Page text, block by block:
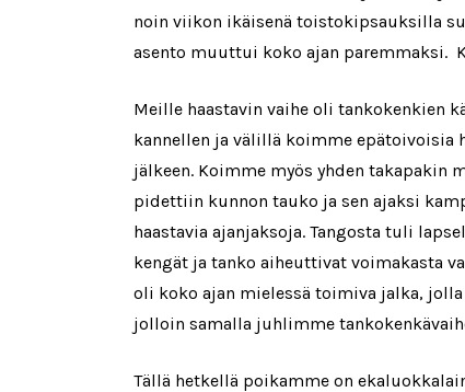
noin viikon ikäisenä toistokipsauksilla
asento muuttui koko ajan paremmaksi.
Meille haastavin vaihe oli tankokenkien
kannellen ja välillä koimme epätoivoisia
jälkeen. Koimme myös yhden takapakin
pidettiin kunnon tauko ja sen ajaksi
haastavia ajanjaksoja. Tangosta tuli
kengät ja tanko aiheuttivat voimakasta
oli koko ajan mielessä toimiva jalka,
jolloin samalla juhlimme
Tällä hetkellä poikamme on